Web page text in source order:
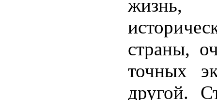
жизнь,
страны,
точных
другой.